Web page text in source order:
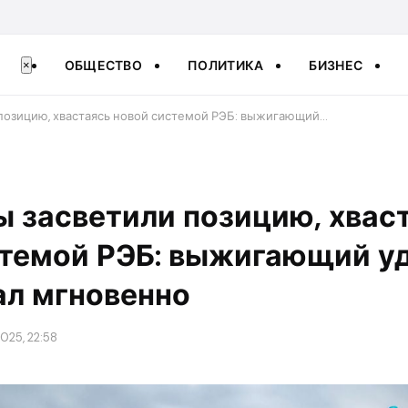
× ОБЩЕСТВО ПОЛИТИКА БИЗНЕС
хвастаясь новой системой РЭБ: выжигающий…
засветили позицию,
РЭБ: выжигающий
мгновенно
22:58